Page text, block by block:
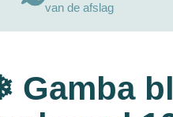
van de afslag
Gamba